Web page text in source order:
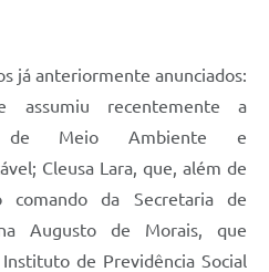
já anteriormente anunciados:
assumiu recentemente a
de Meio Ambiente e
Cleusa Lara, que, além de
comando da Secretaria de
Augusto de Morais, que
de Previdência Social